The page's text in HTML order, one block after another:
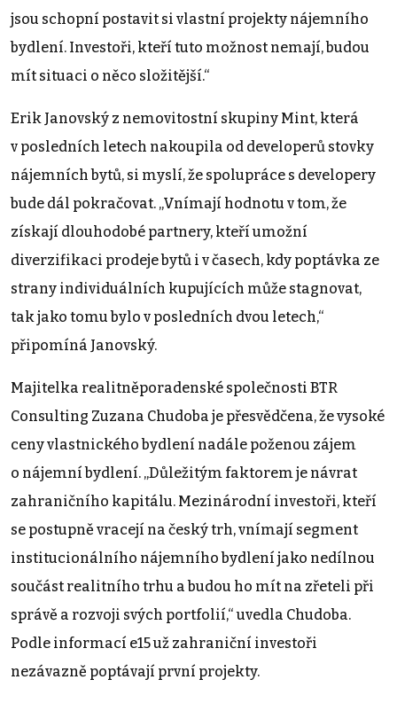
jsou schopní postavit si vlastní projekty nájemního
bydlení. Investoři, kteří tuto možnost nemají, budou
mít situaci o něco složitější.“
Erik Janovský z nemovitostní skupiny Mint, která
v posledních letech nakoupila od developerů stovky
nájemních bytů, si myslí, že spolupráce s developery
bude dál pokračovat. „Vnímají hodnotu v tom, že
získají dlouhodobé partnery, kteří umožní
diverzifikaci prodeje bytů i v časech, kdy poptávka ze
strany individuálních kupujících může stagnovat,
tak jako tomu bylo v posledních dvou letech,“
připomíná Janovský.
Majitelka realitněporadenské společnosti BTR
Consulting Zuzana Chudoba je přesvědčena, že vysoké
ceny vlastnického bydlení nadále poženou zájem
o nájemní bydlení. „Důležitým faktorem je návrat
zahraničního kapitálu. Mezinárodní investoři, kteří
se postupně vracejí na český trh, vnímají segment
institucionálního nájemního bydlení jako nedílnou
součást realitního trhu a budou ho mít na zřeteli při
správě a rozvoji svých portfolií,“ uvedla Chudoba.
Podle informací e15 už zahraniční investoři
nezávazně poptávají první projekty.